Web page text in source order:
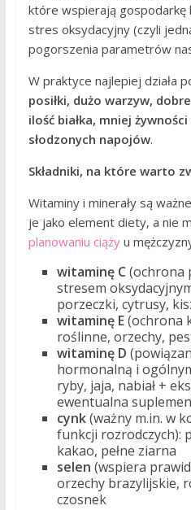
które wspierają gospodarkę
stres oksydacyjny (czyli
pogorszenia parametrów
W praktyce najlepiej działa
posiłki, dużo warzyw,
ilość białka, mniej
słodzonych napojów.
Składniki, na które warto
Witaminy i minerały są
je jako element diety, a nie
planowaniu ciążyu
witaminę C(ochrona
stresem
porzeczki, cytrusy,
witaminę E(ochrona
roślinne, orzechy,
witaminę D
hormonalną i
ryby, jaja, nabiał +
ewentualna
cynk(ważny m.in. w
funkcji rozrodczych):
kakao, pełne ziarna
selen (wspiera
orzechy brazylijskie,
czosnek